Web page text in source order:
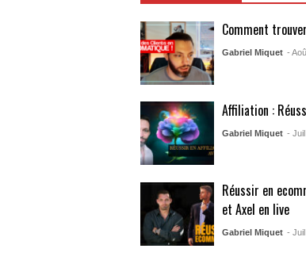
Comment
Gabriel Miquet -
Affiliation :
Gabriel Miquet -
Réussir en
et Axel en live
Gabriel Miquet -